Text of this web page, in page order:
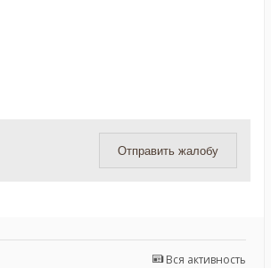
Отправить жалобу
Вся активность